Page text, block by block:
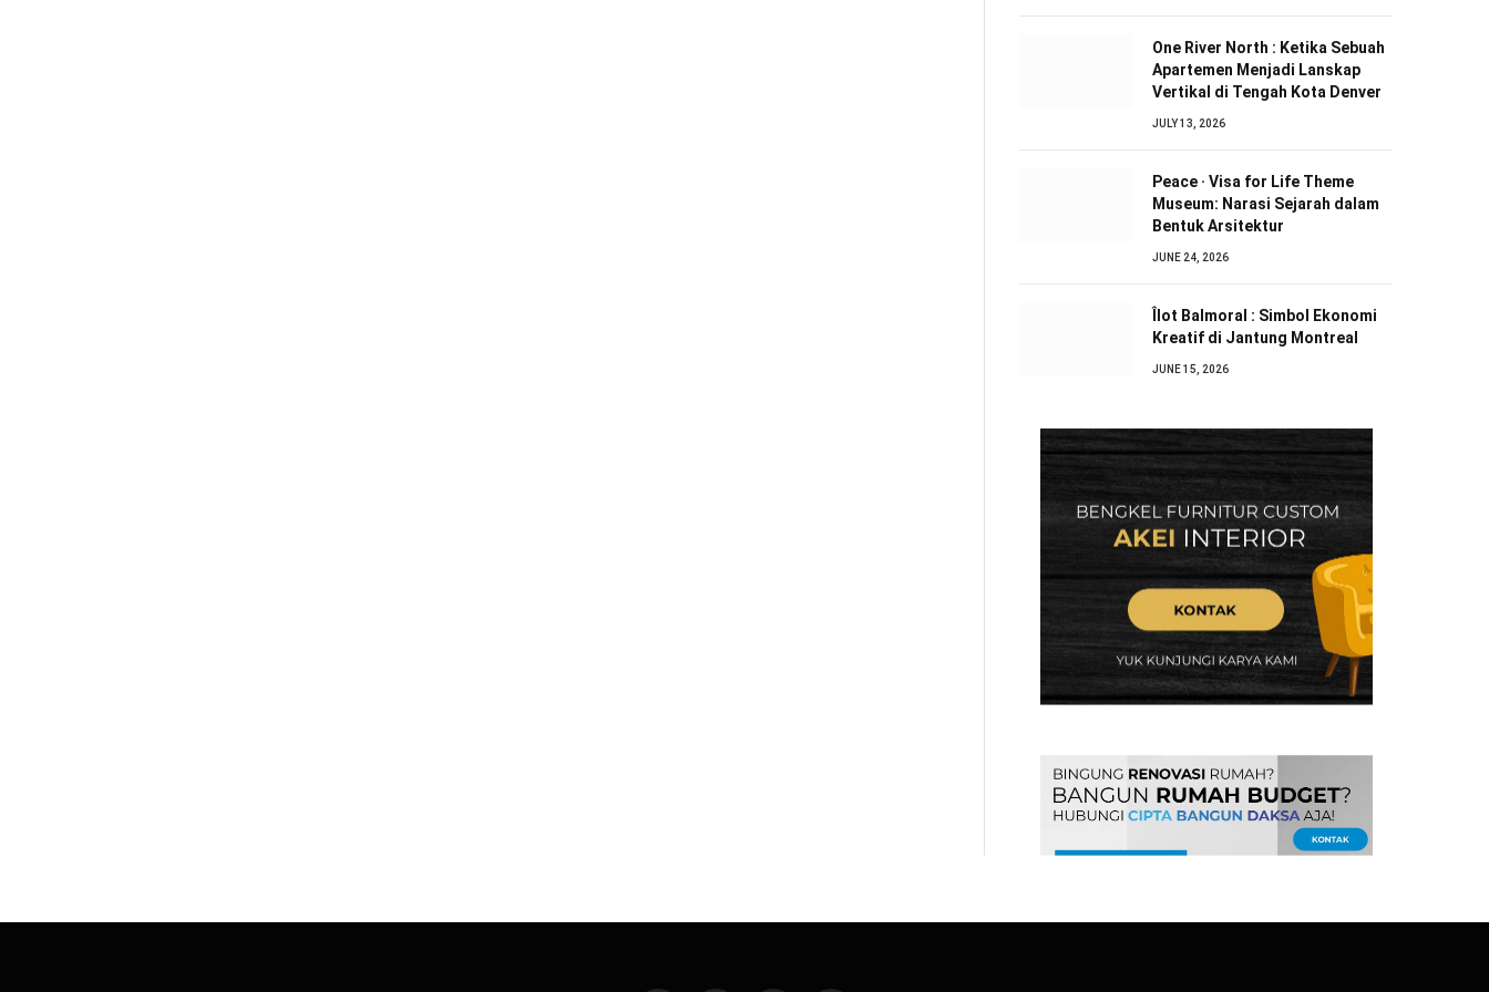
One River North : Ketika Sebuah
Apartemen Menjadi Lanskap
Vertikal di Tengah Kota Denver
JULY 13, 2026
Peace · Visa for Life Theme
Museum: Narasi Sejarah dalam
Bentuk Arsitektur
JUNE 24, 2026
Îlot Balmoral : Simbol Ekonomi
Kreatif di Jantung Montreal
JUNE 15, 2026